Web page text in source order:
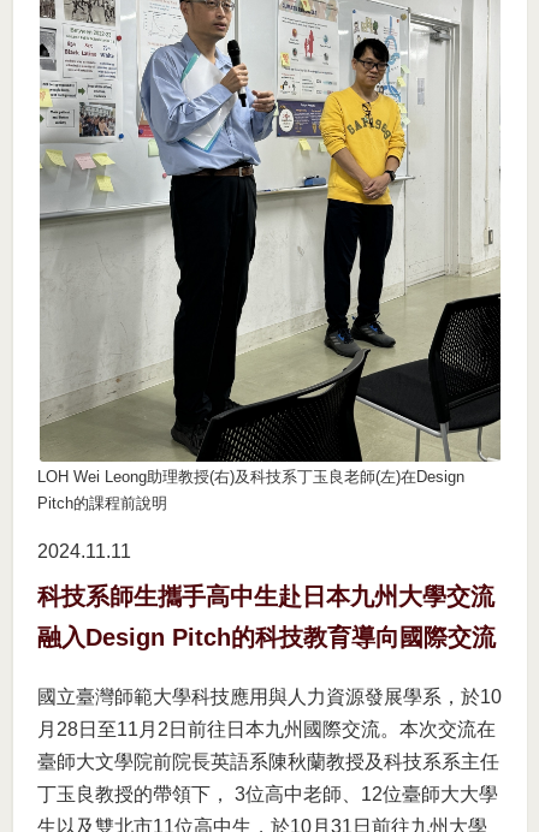
LOH Wei Leong助理教授(右)及科技系丁玉良老師(左)在Design
Pitch的課程前說明
2024.11 11
科技系師生攜手高中生赴日本九州大學交流
融入Design Pitch的科技教育導向國際交流
國立臺灣師範大學科技應用與人力資源發展學系，於10
月28日至11月2日前往日本九州國際交流。本次交流在
臺師大文學院前院長英語系陳秋蘭教授及科技系系主任
丁玉良教授的帶領下， 3位高中老師、12位臺師大大學
生以及雙北市11位高中生，於10月31日前往九州大學